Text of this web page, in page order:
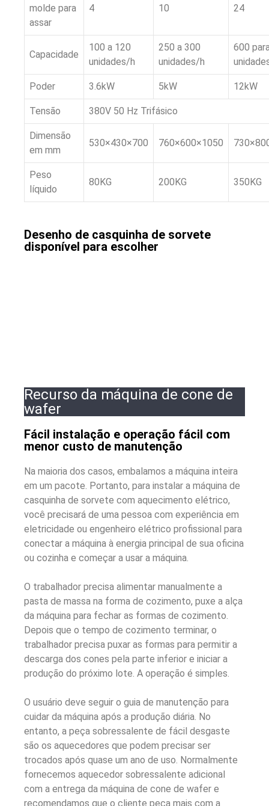
molde para
assar
4 10 24
Capacidade
100 a 120
unidades/h
250 a 300
unidades/h
600
Poder 3.6kW 5kW 12kW
Tensão 380V 50 Hz Trifásico
Dimensão
em mm
530×430×700 760×600×1050
Peso
líquido
80KG 200KG 350KG
Desenho de casquinha de sorvete
disponível para escolher
Recurso da máquina de cone de
wafer
Fácil instalação e operação fácil com
menor custo de manutenção
Na maioria dos casos, embalamos a máquina inteira
em um pacote. Portanto, para instalar a máquina de
casquinha de sorvete com aquecimento elétrico,
você precisará de uma pessoa com experiência em
eletricidade ou engenheiro elétrico profissional para
conectar a máquina à energia principal de sua oficina
ou cozinha e começar a usar a máquina.
O trabalhador precisa alimentar manualmente a
pasta de massa na forma de cozimento, puxe a alça
da máquina para fechar as formas de cozimento.
Depois que o tempo de cozimento terminar, o
trabalhador precisa puxar as formas para permitir a
descarga dos cones pela parte inferior e iniciar a
produção do próximo lote. A operação é simples.
O usuário deve seguir o guia de manutenção para
cuidar da máquina após a produção diária. No
entanto, a peça sobressalente de fácil desgaste
são os aquecedores que podem precisar ser
trocados após quase um ano de uso. Normalmente
fornecemos aquecedor sobressalente adicional
com a entrega da máquina de cone de wafer e
recomendamos que o cliente peça mais com a